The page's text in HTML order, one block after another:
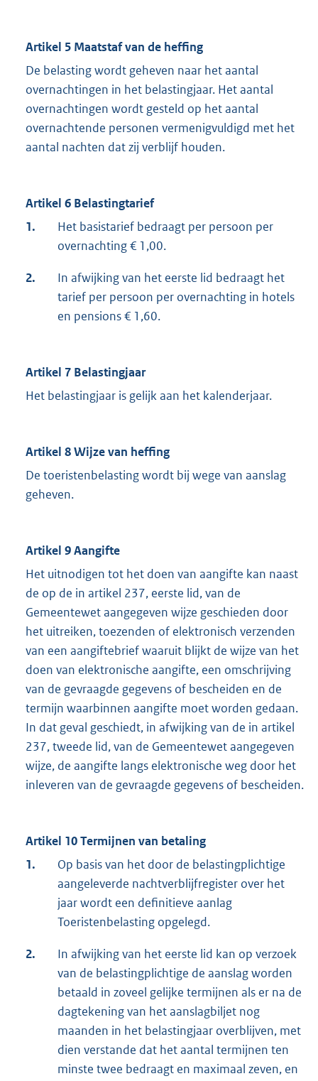
Artikel 5 Maatstaf van de heffing
De belasting wordt geheven naar het aantal
overnachtingen in het belastingjaar. Het aantal
overnachtingen wordt gesteld op het aantal
overnachtende personen vermenigvuldigd met het
aantal nachten dat zij verblijf houden.
Artikel 6 Belastingtarief
1.
Het basistarief bedraagt per persoon per
overnachting € 1,00.
2.
In afwijking van het eerste lid bedraagt het
tarief per persoon per overnachting in hotels
en pensions € 1,60.
Artikel 7 Belastingjaar
Het belastingjaar is gelijk aan het kalenderjaar.
Artikel 8 Wijze van heffing
De toeristenbelasting wordt bij wege van aanslag
geheven.
Artikel 9 Aangifte
Het uitnodigen tot het doen van aangifte kan naast
de op de in artikel 237, eerste lid, van de
Gemeentewet aangegeven wijze geschieden door
het uitreiken, toezenden of elektronisch verzenden
van een aangiftebrief waaruit blijkt de wijze van het
doen van elektronische aangifte, een omschrijving
van de gevraagde gegevens of bescheiden en de
termijn waarbinnen aangifte moet worden gedaan.
In dat geval geschiedt, in afwijking van de in artikel
237, tweede lid, van de Gemeentewet aangegeven
wijze, de aangifte langs elektronische weg door het
inleveren van de gevraagde gegevens of bescheiden.
Artikel 10 Termijnen van betaling
1.
Op basis van het door de belastingplichtige
aangeleverde nachtverblijfregister over het
jaar wordt een definitieve aanlag
Toeristenbelasting opgelegd.
2.
In afwijking van het eerste lid kan op verzoek
van de belastingplichtige de aanslag worden
betaald in zoveel gelijke termijnen als er na de
dagtekening van het aanslagbiljet nog
maanden in het belastingjaar overblijven, met
dien verstande dat het aantal termijnen ten
minste twee bedraagt en maximaal zeven, en